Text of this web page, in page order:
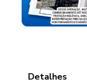
Detalhes